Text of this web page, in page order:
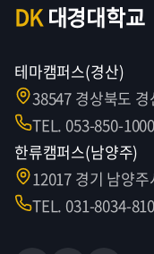
DK대경대학교
테마캠퍼스(경산)
38547 경상북도
TEL. 053-850-
한류캠퍼스(남양주)
12017 경기 남양
TEL. 031-8034-